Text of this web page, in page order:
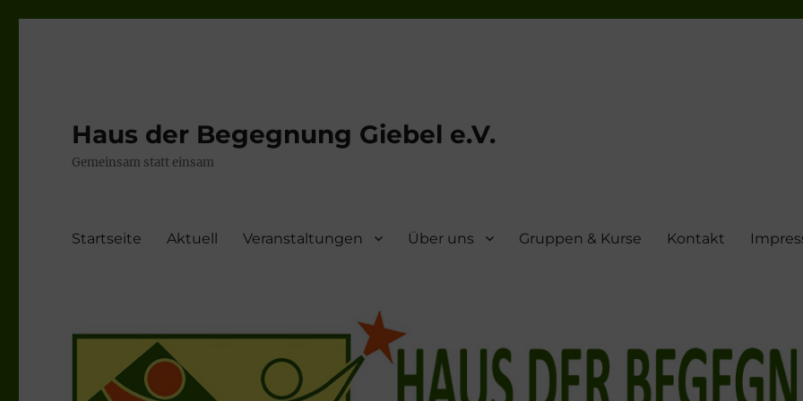
Haus der Begegnung Giebel e.V.
Gemeinsam statt einsam
Startseite Aktuell Veranstaltungen Über uns Gruppen & Kurse Kontakt